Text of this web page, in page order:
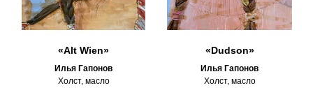
«Alt Wien»
Илья Гапонов
Холст, масло
«Dudson»
Илья Гапонов
Холст, масло